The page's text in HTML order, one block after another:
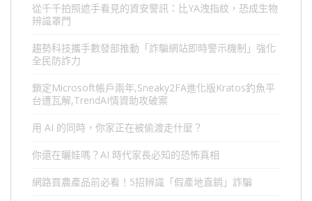
從千千拍照遮手看見的資安警訊：比YA洩指紋，恐成生物
辨識罩門
趨勢科技攜手數發部推動「詐騙網站即時警示機制」強化
全民防詐力
鎖定Microsoft帳戶兩年,Sneaky2FA進化版Kratos釣魚平
台遭瓦解,TrendAI情資助攻破案
用 AI 的同時，你家正在被偷渡走什麼？
你還在曬娃嗎？AI 時代家長必知的恐怖真相
網路買農產品前必看！5招辨識「假產地直銷」詐騙